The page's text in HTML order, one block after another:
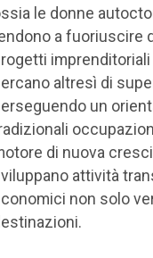
le donne
a fuoriuscire
altresì di
un
di nuova
attività
non solo